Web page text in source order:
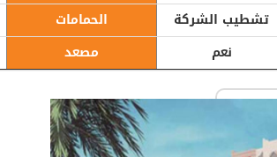
تشطيب الشركة الحمامات
نعم مصعد